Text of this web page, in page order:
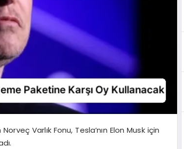
Varlık Fonu, Tesla’nın Elon Musk için